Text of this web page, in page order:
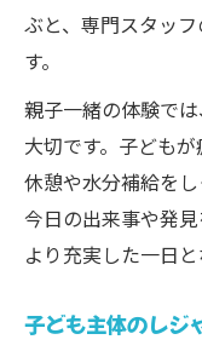
ぶと、専門スタッ
す。
親子一緒の体験で
大切です。子ども
休憩や水分補給を
今日の出来事や発
より充実した一日と
子ども主体のレジ